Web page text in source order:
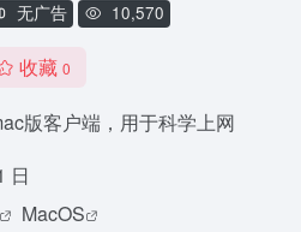
无广告 10,570
收藏 0
版客户端，用于科学上网
日
MacOS